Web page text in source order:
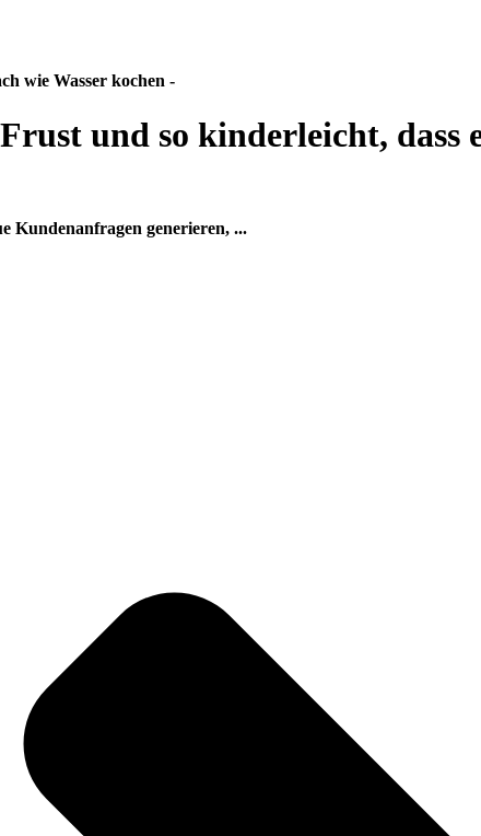
wie Wasser kochen -
und so kinderleicht, dass
Kundenanfragen generieren, ...